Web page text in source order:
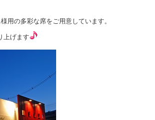
用の多彩な席をご用意しています。
上げます